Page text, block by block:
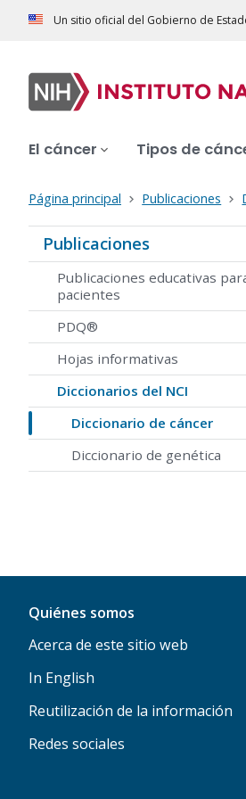
Un sitio oficial del Gobierno de
El cáncer Tipos de
Página principal Publicaciones
Publicaciones
Publicaciones educativas
pacientes
PDQ®
Hojas informativas
Diccionarios del NCI
Diccionario de cáncer
Diccionario de genética
Quiénes somos
Acerca de este sitio web
In English
Reutilización de la información
Redes sociales